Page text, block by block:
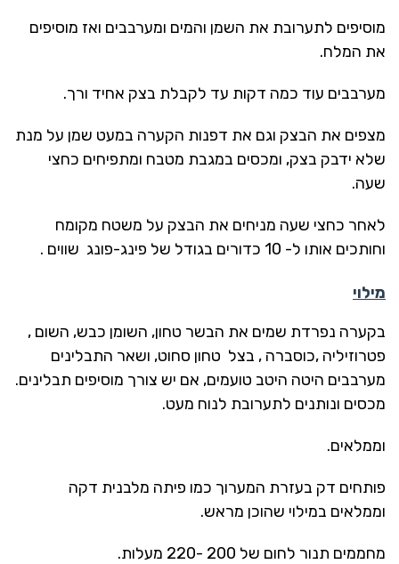
מוסיפים לתערובת את השמן והמים ומערבבים ואז מוסיפים
את המלח.
מערבבים עוד כמה דקות עד לקבלת בצק אחיד ורך.
מצפים את הבצק וגם את דפנות הקערה במעט שמן על מנת
שלא ידבק בצק, ומכסים במגבת מטבח ומתפיחים כחצי
שעה.
לאחר כחצי שעה מניחים את הבצק על משטח מקומח
וחותכים אותו ל- 10 כדורים בגודל של פינג-פונג שווים .
מילוי
בקערה נפרדת שמים את הבשר טחון, השומן כבש, השום ,
פטרוזיליה ,כוסברה , בצל טחון סחוט, ושאר התבלינים
מערבבים היטה היטב טועמים, אם יש צורך מוסיפים תבלינים.
מכסים ונותנים לתערובת לנוח מעט.
וממלאים.
פותחים דק בעזרת המערוך כמו פיתה מלבנית דקה
וממלאים במילוי שהוכן מראש.
מחממים תנור לחום של 200 -220 מעלות.